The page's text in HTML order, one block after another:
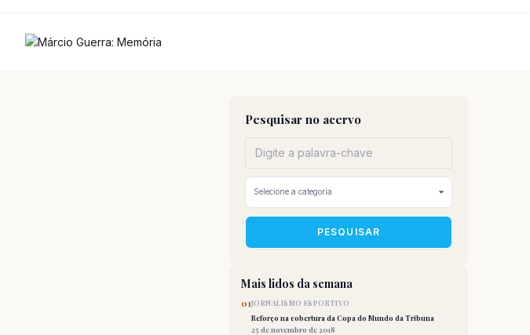
Pesquisar no acervo
PESQUISAR
Mais lidos da semana
01JORNALISMO ESPORTIVO
Reforço na cobertura da Copa do Mundo da Tribuna
25 de novembro de 2018